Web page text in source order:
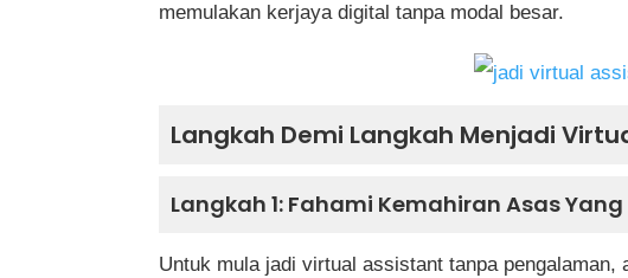
memulakan kerjaya digital tanpa modal besar.
Langkah Demi Langkah Menjadi
Langkah 1: Fahami Kemahiran Asas
Untuk mula jadi virtual assistant tanpa pengalaman,